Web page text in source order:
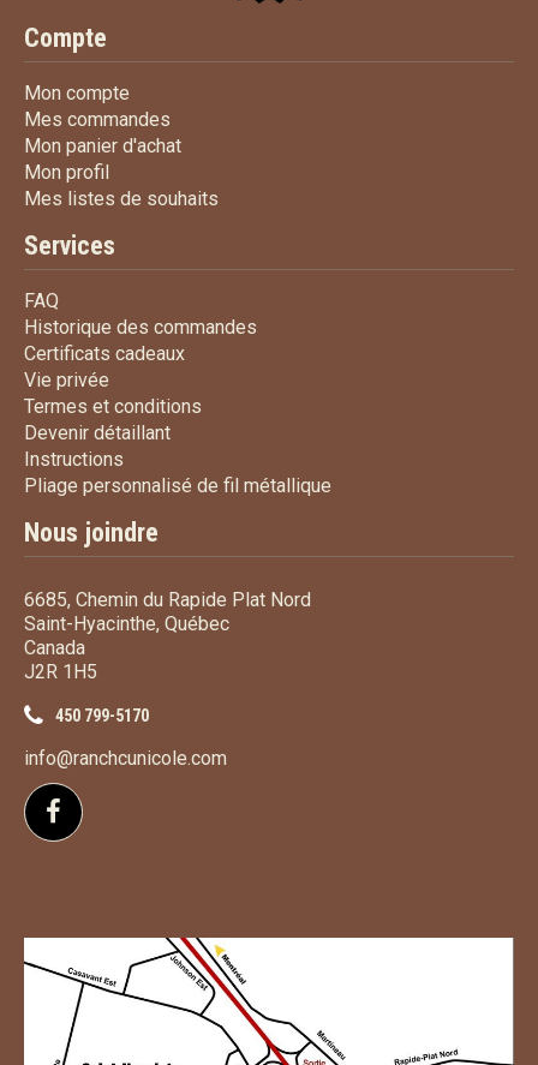
Compte
Mon compte
Mes commandes
Mon panier d'achatMon panier d'achat
Mon profil
Mes listes de souhaits
Services
FAQ
Historique des commandes
Certificats cadeauxCertificats cadeaux
Vie privée
Termes et conditions
Devenir détaillantDevenir détaillant
Instructions
Pliage personnalisé de fil métallique
Nous joindre
6685, Chemin du Rapide Plat Nord
Saint-Hyacinthe, Québec
Canada
J2R 1H5
450 799-5170
info@ranchcunicole.com
Suivez-nous sur Facebook